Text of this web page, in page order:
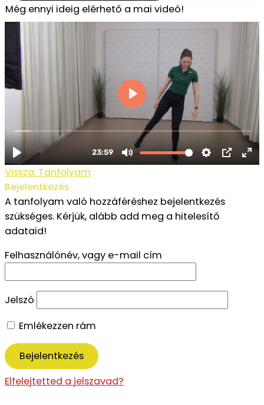
Még ennyi ideig elérhető a mai videó!
Vissza: Tanfolyam
Bejelentkezés
A tanfolyam való hozzáféréshez bejelentkezés
szükséges. Kérjük, alább add meg a hitelesítő
adataid!
Felhasználónév, vagy e-mail cím
Jelszó
Emlékezzen rám
Elfelejtetted a jelszavad?